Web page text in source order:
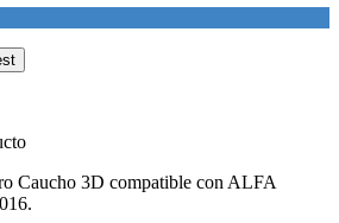
Caucho 3D compatible con ALFA